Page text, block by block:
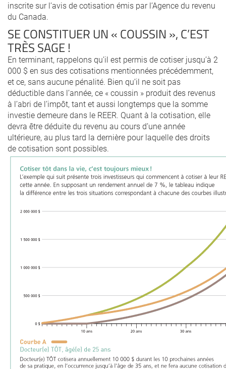
inscrite sur l’avis de cotisation émis par l’Agence du revenu
du Canada.
SE CONSTITUER UN « COUSSIN », C’EST
TRÈS SAGE !
En terminant, rappelons qu’il est permis de cotiser jusqu’à 2
000 $ en sus des cotisations mentionnées précédemment,
et ce, sans aucune pénalité. Bien qu’il ne soit pas
déductible dans l’année, ce « coussin » produit des revenus
à l’abri de l’impôt, tant et aussi longtemps que la somme
investie demeure dans le REER. Quant à la cotisation, elle
devra être déduite du revenu au cours d’une année
ultérieure, au plus tard la dernière pour laquelle des droits
de cotisation sont possibles.